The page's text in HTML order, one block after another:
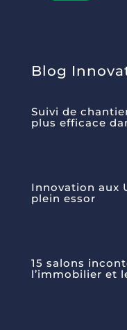
Blog
Suivi de
plus efficace
Innovation aux
plein essor
15 salons
l’immobilier et